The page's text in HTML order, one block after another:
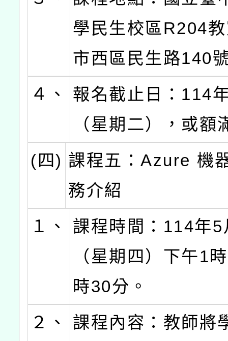
學民生校區R204
市西區民生路140
４、
報名截止日：114
（星期二），或額
(四) 課程五：Azure 機
務介紹
１、
課程時間：114年
（星期四）下午1
時30分。
２、
課程內容：教師將